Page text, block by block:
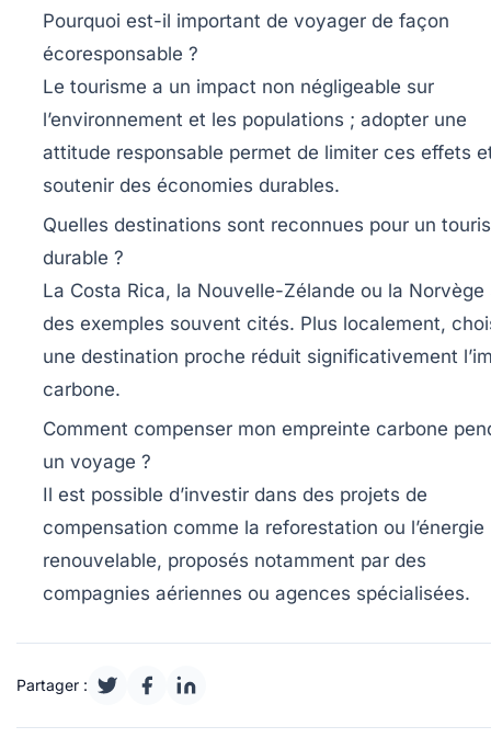
Pourquoi est-il important de voyager de façon
écoresponsable ?
Le tourisme a un impact non négligeable sur
l’environnement et les populations ; adopter une
attitude responsable permet de limiter ces effets
soutenir des économies durables.
Quelles destinations sont reconnues pour un
durable ?
La Costa Rica, la Nouvelle-Zélande ou la Norvège
des exemples souvent cités. Plus localement,
une destination proche réduit significativement
carbone.
Comment compenser mon empreinte carbone
un voyage ?
Il est possible d’investir dans des projets de
compensation comme la reforestation ou l’énergie
renouvelable, proposés notamment par des
compagnies aériennes ou agences spécialisées.
Partager :